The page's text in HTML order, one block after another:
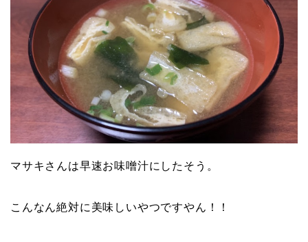
マサキさんは早速お味噌汁にしたそう。
こんなん絶対に美味しいやつですやん！！